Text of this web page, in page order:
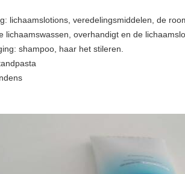
lichaamslotions, veredelingsmiddelen, de
lichaamswassen, overhandigt en de
shampoo, haar het stileren.